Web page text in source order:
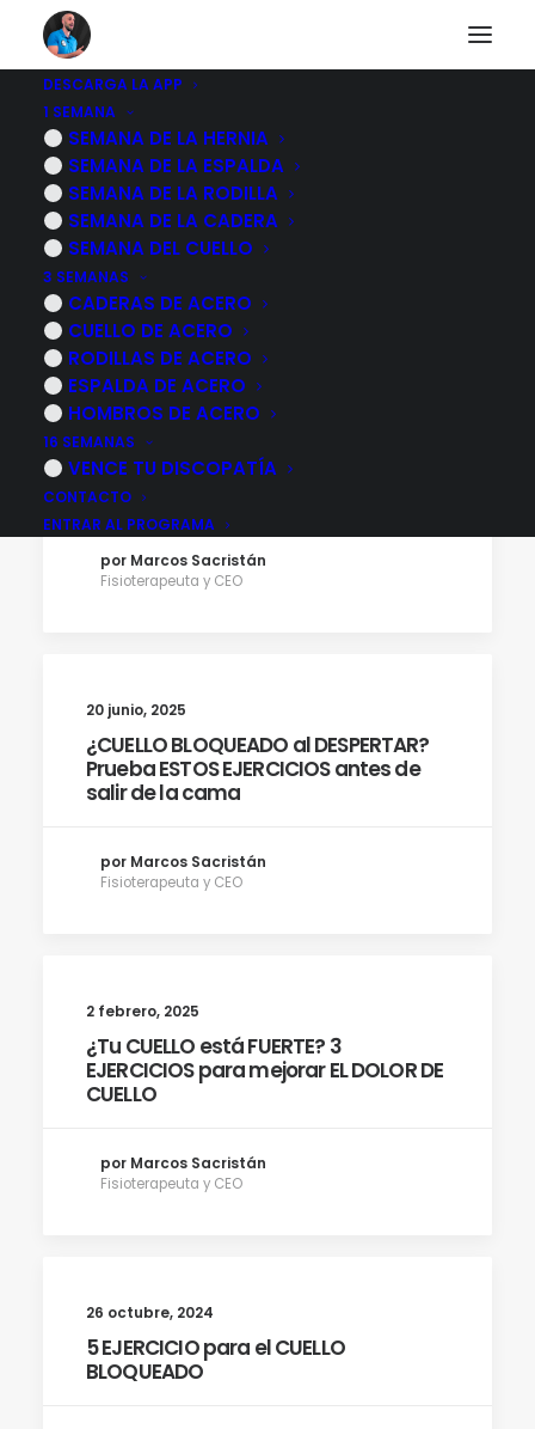
DESCARGA LA APP
1 SEMANA
SEMANA DE LA HERNIA
SEMANA DE LA ESPALDA
SEMANA DE LA RODILLA
SEMANA DE LA CADERA
SEMANA DEL CUELLO
3 SEMANAS
CADERAS DE ACERO
CUELLO DE ACERO
RODILLAS DE ACERO
ESPALDA DE ACERO
HOMBROS DE ACERO
16 SEMANAS
VENCE TU DISCOPATÍA
CONTACTO
ENTRAR AL PROGRAMA
Otros diarios
Descubre a otras personas que están pasando lo
7 marzo, 2026
Deja de ESTIRAR el cuello: 4 ejercicios
que REALMENTE quitan el dolor
por Marcos Sacristán
Fisioterapeuta y CEO
20 junio, 2025
¿CUELLO BLOQUEADO al DESPERTAR?
Prueba ESTOS EJERCICIOS antes de
salir de la cama
por Marcos Sacristán
Fisioterapeuta y CEO
2 febrero, 2025
¿Tu CUELLO está FUERTE? 3
EJERCICIOS para mejorar EL DOLOR DE
CUELLO
por Marcos Sacristán
Fisioterapeuta y CEO
26 octubre, 2024
5 EJERCICIO para el CUELLO
BLOQUEADO